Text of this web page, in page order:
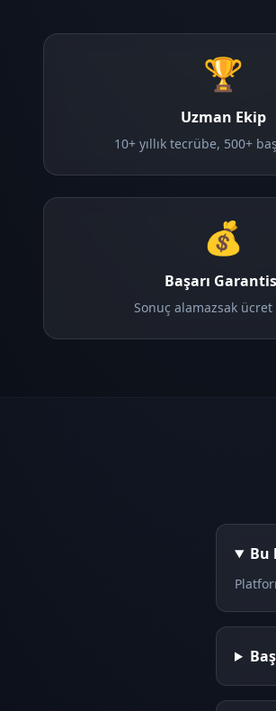
🏆
Uzman Ekip
10+ yıllık tecrübe, 500+
💰
Başarı
Sonuç alamazsak
Bu